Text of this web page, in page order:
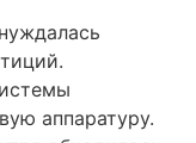
аппаратуру.